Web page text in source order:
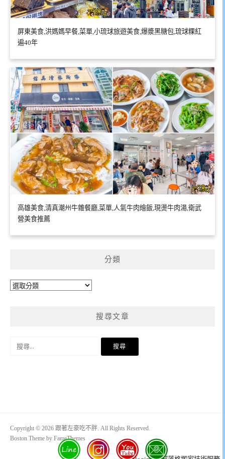
屏東美食,洪媽媽早餐,菜單,小琉球旅遊美食,爆漿黑糖包,琉球粿紅
遍40年
高雄美食,清真潮州牛雜餐廳,菜單,人氣牛肉燴飯,現燙牛肉湯,衛武
營美食推薦
分類
分
搜尋文章
Copyright © 2026 跟著左豪吃不胖. All Rights Reserved.
Boston Theme by FameThemes